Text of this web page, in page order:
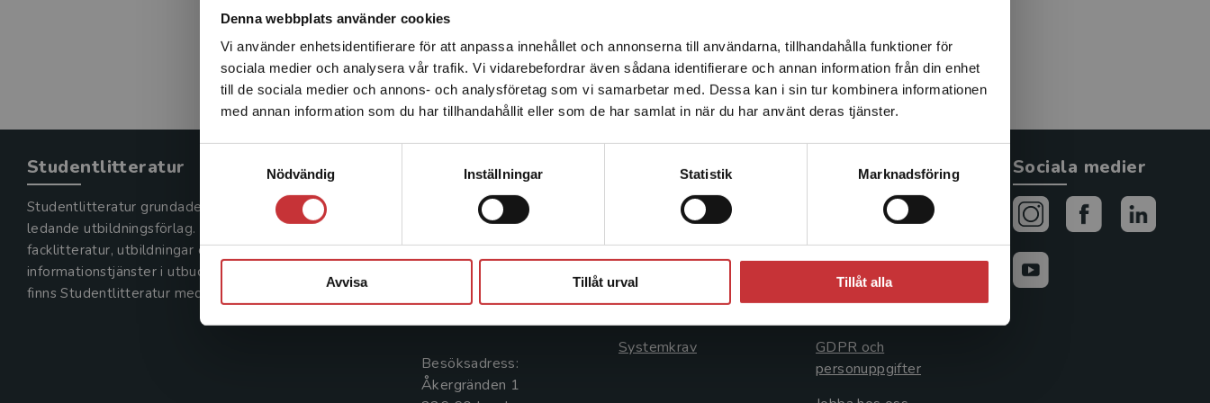
Denna webbplats använder cookies
Vi använder enhetsidentifierare för att anpassa innehållet och annonserna till användarna, tillhandahålla funktioner för
sociala medier och analysera vår trafik. Vi vidarebefordrar även sådana identifierare och annan information från din enhet
till de sociala medier och annons- och analysföretag som vi samarbetar med. Dessa kan i sin tur kombinera informationen
med annan information som du har tillhandahållit eller som de har samlat in när du har använt deras tjänster.
Nödvändig
Inställningar Statistik Marknadsföring
Avvisa Tillåt urval Tillåt alla
Det verkar som att du besöker studentlitteratur.se via en
enhet utanför Sverige. Vi erbjuder inte leveranser utanför
Sverige. För att kunna slutföra ett köp måste
leveransadressen vara i Sverige.Läs mer
Studentlitteratur
Studentlitteratur grundades 1963 och är idag Sveriges
ledande utbildningsförlag. Med läromedel, kurslitteratur,
facklitteratur, utbildningar och digitala
informationstjänster i utbudet,
finns Studentlitteratur med längs hela kunskapsresan.
Kontakta oss
Kontakta oss
046-31 20 00
Box 141
221 00 Lund
Besöksadress:
Åkergränden 1
Kundservice
Kontakta kundservice
046-31 21 00
Frågor och svar
Systemkrav
Allmänna länkar
Avtal och rättigheter
Cookies
GDPR och
personuppgifter
Sociala medier